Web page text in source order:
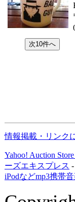
情報掲載・リンク
Yahoo! Auction
ーズエキスプレス -
iPodなどmp3携帯